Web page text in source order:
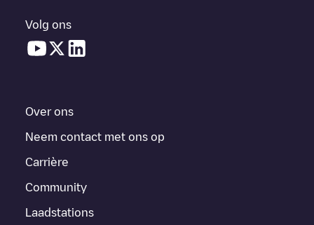
Volg ons
Over ons
Neem contact met ons op
Carrière
Community
Laadstations